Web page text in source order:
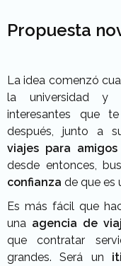
Propuesta
La idea comenzó
la universidad y
interesantes que
después, junto a
viajes para
desde entonces,
confianza de que es
Es más fácil que
una agencia de
que contratar
grandes. Será un